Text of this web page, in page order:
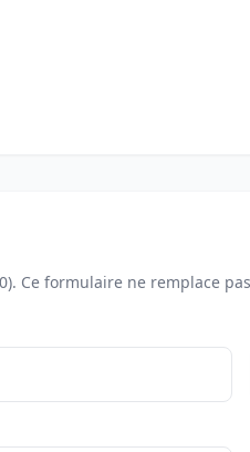
Ce formulaire ne remplace